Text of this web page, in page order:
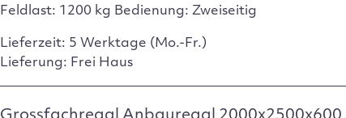
Feldlast: 1200 kg Bedienung: Zweiseitig
Lieferzeit: 5 Werktage (Mo.-Fr.)
Lieferung: Frei Haus